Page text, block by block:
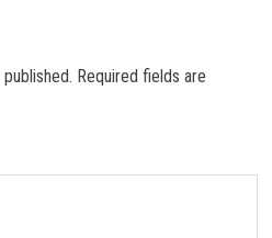
Required fields are